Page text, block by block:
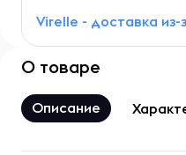
Virelle - доставка из-
О товаре
Описание